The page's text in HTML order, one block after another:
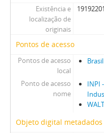
Existência e
localização de
originais
Pontos de acesso
Pontos de acesso
local
Ponto de acesso
nome
INPI
Objeto digital metadados